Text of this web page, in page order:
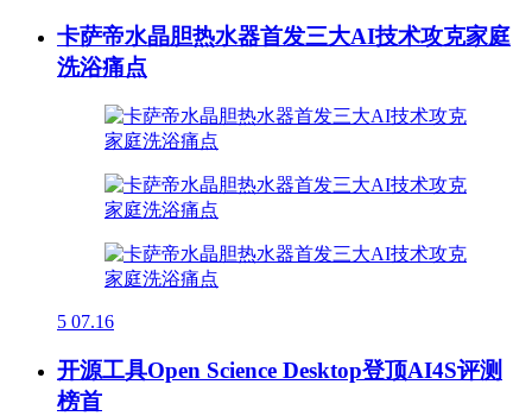
卡萨帝水晶胆热水器首发三大AI技术攻克家庭
洗浴痛点
5 07.16
开源工具Open Science Desktop登顶AI4S评测
榜首